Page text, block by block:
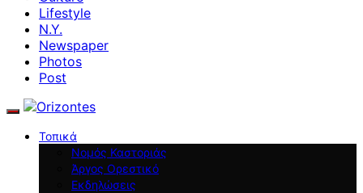
Lifestyle
N.Y.
Newspaper
Photos
Post
Τοπικά
Νομός Καστοριάς
Άργος Ορεστικό
Εκδηλώσεις